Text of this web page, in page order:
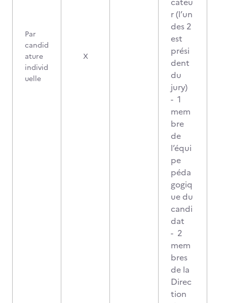
Par
candid
ature
individ
uelle
X
r (l’un
des 2
est
prési
dent
du
jury)
- 1
mem
bre
de
l’équi
pe
péda
gogiq
ue du
candi
dat
- 2
mem
bres
de la
Direc
tion